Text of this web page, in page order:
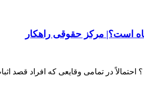
است؟| مرکز حقوقی راهکار
در تمامی وقایعی که افراد قصد